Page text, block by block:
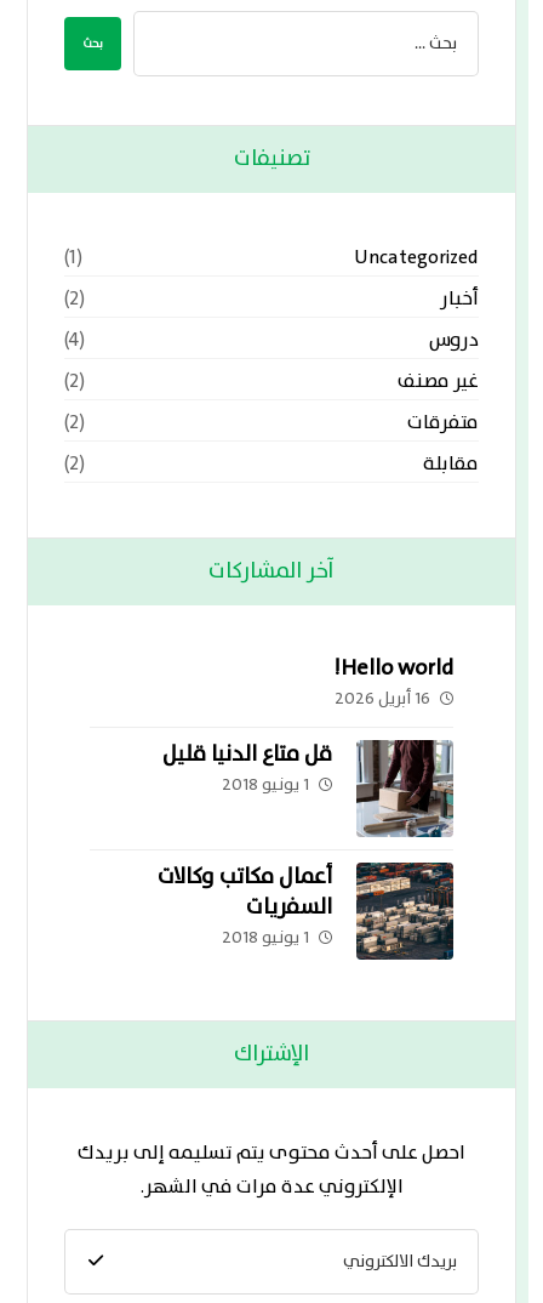
تصنيفات
Uncategorized
(1)
أخبار
(2)
دروس
(4)
غير مصنف
(2)
متفرقات
(2)
مقابلة
(2)
آخر المشاركات
Hello world!
16 أبريل 2026
قل متاع الدنيا قليل
1 يونيو 2018
أعمال مكاتب وكالات
السفريات
1 يونيو 2018
الإشتراك
احصل على أحدث محتوى يتم تسليمه إلى بريدك
الإلكتروني عدة مرات في الشهر.